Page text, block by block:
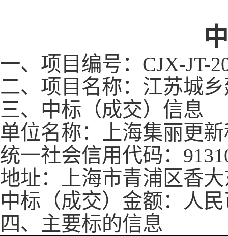
一、项目编号： CJX-JT-
二、 项目名称：江苏城
三、中标（成交）信息
单位名称：上海集丽更
统一社会信用代码：
地址：上海市青浦区香
中标（成交）金额：人
四、主要标的信息